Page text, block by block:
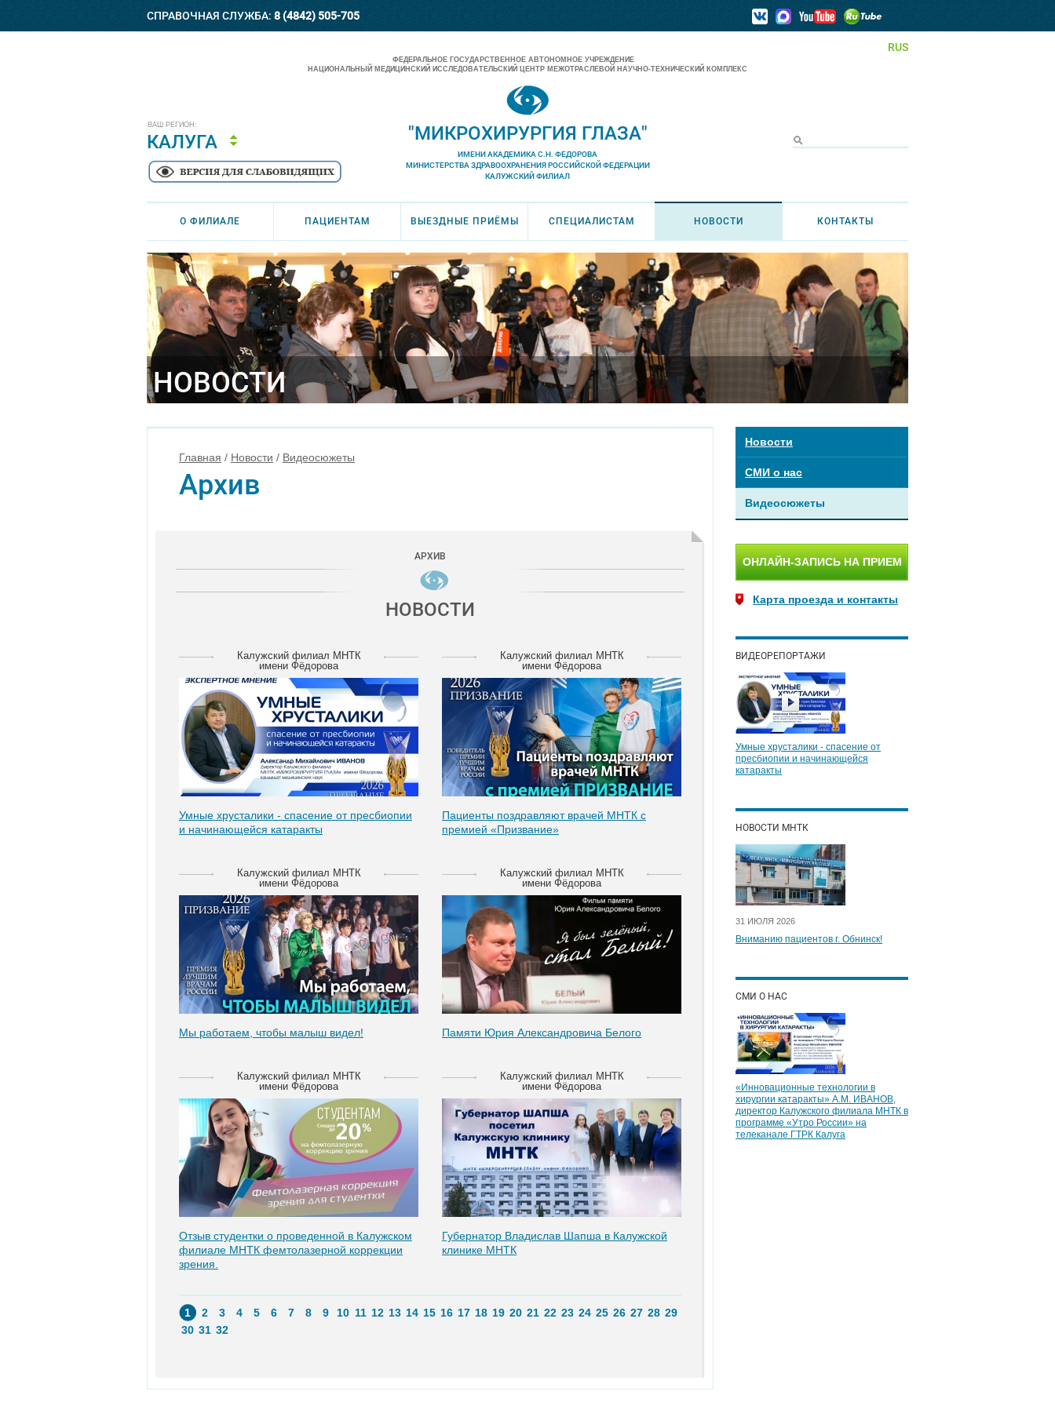
СПРАВОЧНАЯ СЛУЖБА: 8 (4842) 505-705
RUS
ВАШ РЕГИОН:
КАЛУГА
ФЕДЕРАЛЬНОЕ ГОСУДАРСТВЕННОЕ АВТОНОМНОЕ УЧРЕЖДЕНИЕ
НАЦИОНАЛЬНЫЙ МЕДИЦИНСКИЙ ИССЛЕДОВАТЕЛЬСКИЙ ЦЕНТР МЕЖОТРАСЛЕВОЙ НАУЧНО-ТЕХНИЧЕСКИЙ КОМПЛЕКС
"МИКРОХИРУРГИЯ ГЛАЗА"
ИМЕНИ АКАДЕМИКА С.Н. ФЕДОРОВА
МИНИСТЕРСТВА ЗДРАВООХРАНЕНИЯ РОССИЙСКОЙ ФЕДЕРАЦИИ
КАЛУЖСКИЙ ФИЛИАЛ
О ФИЛИАЛЕ ПАЦИЕНТАМ ВЫЕЗДНЫЕ ПРИЁМЫ СПЕЦИАЛИСТАМ НОВОСТИ КОНТАКТЫ
НОВОСТИ
Главная / Новости / Видеосюжеты
Архив
АРХИВ
НОВОСТИ
Калужский филиал МНТК
имени Фёдорова
Умные хрусталики - спасение от пресбиопии
и начинающейся катаракты
Калужский филиал МНТК
имени Фёдорова
Пациенты поздравляют врачей МНТК с
премией «Призвание»
Калужский филиал МНТК
имени Фёдорова
Мы работаем, чтобы малыш видел!
Калужский филиал МНТК
имени Фёдорова
Памяти Юрия Александровича Белого
Калужский филиал МНТК
имени Фёдорова
Отзыв студентки о проведенной в Калужском
филиале МНТК фемтолазерной коррекции
зрения.
Калужский филиал МНТК
имени Фёдорова
Губернатор Владислав Шапша в Калужской
клинике МНТК
1 2 3 4 5 6 7 8 9 10 11 12 13 14 15 16 17 18 19 20 21 22 23 24 25 26 27 28 29
30 31 32
Новости
СМИ о нас
Видеосюжеты
ОНЛАЙН-ЗАПИСЬ НА ПРИЕМ
Карта проезда и контакты
ВИДЕОРЕПОРТАЖИ
Умные хрусталики - спасение от
пресбиопии и начинающейся
катаракты
НОВОСТИ МНТК
31 ИЮЛЯ 2026
Вниманию пациентов г. Обнинск!
СМИ О НАС
«Инновационные технологии в
хирургии катаракты» А.М. ИВАНОВ,
директор Калужского филиала МНТК в
программе «Утро России» на
телеканале ГТРК Калуга